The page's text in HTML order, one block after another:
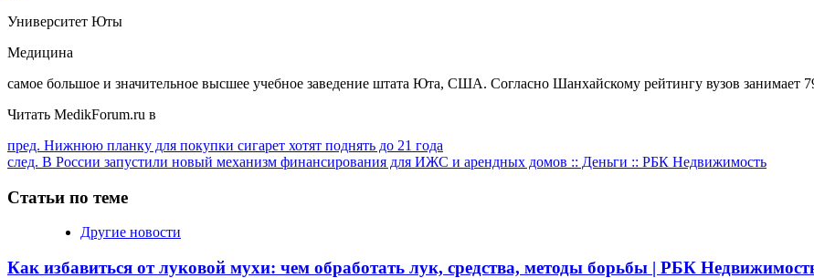
Университет Юты
Медицина
самое большое и значительное высшее учебное заведение штата Юта, США. Согласно Шанхайскому рейтингу вузов занимает
Читать MedikForum.ru в
Продолжить
чтение
пред. Нижнюю планку для покупки сигарет хотят поднять до 21 года
след. В России запустили новый механизм финансирования для ИЖС и арендных домов :: Деньги :: РБК Недвижимость
Статьи по теме
Другие новости
Как избавиться от луковой мухи: чем обработать лук, средства, методы борьбы | РБК